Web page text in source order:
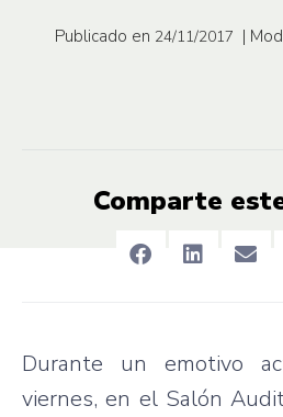
Publicado en 24/11/2017 |
Comparte
Durante un emotivo
viernes, en el Salón